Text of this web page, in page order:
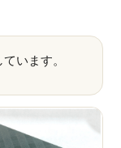
います。